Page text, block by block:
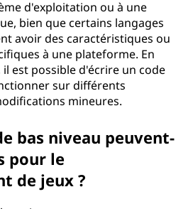
d'exploitation ou à une
bien que certains langages
avoir des caractéristiques ou
à une plateforme. En
est possible d'écrire un code
sur différents
mineures.
bas niveau peuvent-
pour le
de jeux ?